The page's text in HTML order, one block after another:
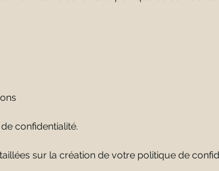
confidentialité.
sur la création de votre politique de